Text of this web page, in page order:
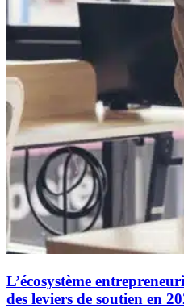
L’écosystème
des leviers de soutien en